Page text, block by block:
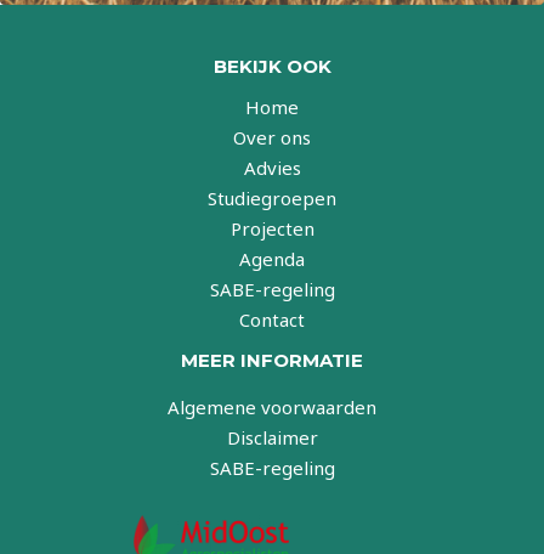
BEKIJK OOK
Home
Over ons
Advies
Studiegroepen
Projecten
Agenda
SABE-regeling
Contact
MEER INFORMATIE
Algemene voorwaarden
Disclaimer
SABE-regeling